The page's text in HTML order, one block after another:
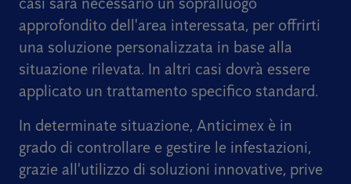
approfondito dell'area interessata, per offrirti
una soluzione personalizzata in base alla
situazione rilevata. In altri casi dovrà essere
applicato un trattamento specifico standard.
In determinate situazione, Anticimex è in
grado di controllare e gestire le infestazioni,
grazie all'utilizzo di soluzioni innovative, prive